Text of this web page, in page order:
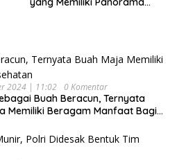
2024 | 11:02 0 Komentar
Buah Beracun, Ternyata
Memiliki Beragam Manfaat Bagi